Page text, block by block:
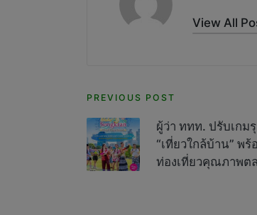
View All
Post
navigation
PREVIOUS POST
ผู้ว่า ททท. ปรับเกม
“เที่ยวใกล้บ้าน” พ
ท่องเที่ยวคุณภาพต